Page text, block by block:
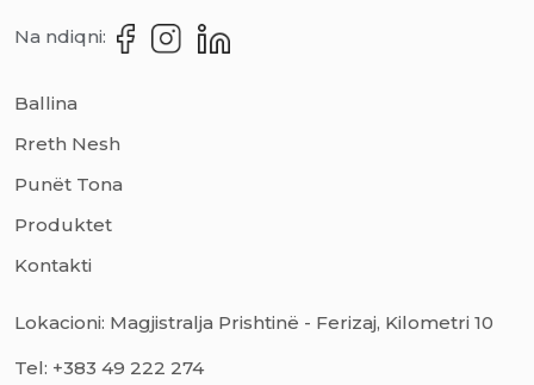
Na ndiqni:
Ballina
Rreth Nesh
Punët Tona
Produktet
Kontakti
Lokacioni: Magjistralja Prishtinë - Ferizaj, Kilometri 10
Tel: +383 49 222 274